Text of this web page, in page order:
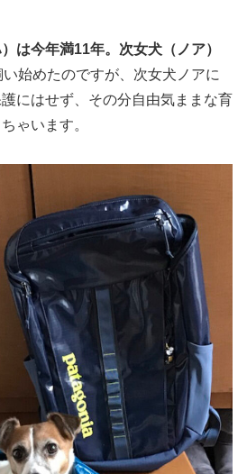
は今年満11年。次女犬（ノア）
始めたのですが、次女犬ノアに
にはせず、その分自由気ままな育
ゃいます。